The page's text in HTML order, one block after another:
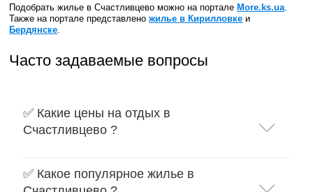
Подобрать жилье в Счастливцево можно на порталеMore.ks.ua
Также на портале представленожилье в Кирилловке и
Бердянске
Часто задаваемые вопросы
✅ Какие цены на отдых в
Счастливцево ?
✅ Какое популярное жилье в